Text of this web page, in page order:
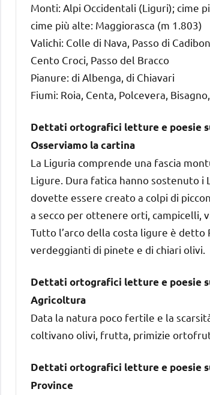
Monti: Alpi Occidentali (Liguri); cime
cime più alte: Maggiorasca (m 1.803)
Valichi: Colle di Nava, Passo di
Cento Croci, Passo del Bracco
Pianure: di Albenga, di Chiavari
Fiumi: Roia, Centa, Polcevera,
Dettati ortografici letture e poesie
Osserviamo la cartina
La Liguria comprende una fascia
Ligure. Dura fatica hanno sostenuto
dovette essere creato a colpi di
a secco per ottenere orti, campicelli,
Tutto l’arco della costa ligure è detto
verdeggianti di pinete e di chiari olivi.
Dettati ortografici letture e poesie
Agricoltura
Data la natura poco fertile e la
coltivano olivi, frutta, primizie
Dettati ortografici letture e poesie
Province